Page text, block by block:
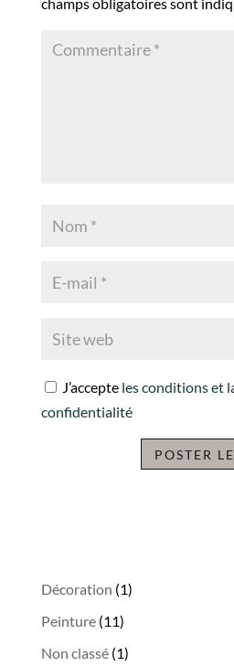
champs obligatoires sont
J’accepte les conditions et
confidentialité
a
t
Décoration 11
Peinture 1111
produits
Non classé 11